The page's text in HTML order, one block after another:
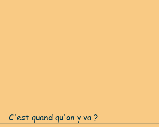
C'est quand qu'on y va ?